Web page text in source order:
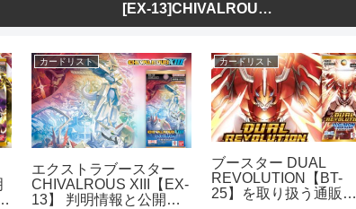
[EX-13]CHIVALROUS XIII
カードリスト
エクストラブースター
CHIVALROUS XIII【EX-
13】 判明情報と公開カ
カードリスト
ブースター DUAL
REVOLUTION【BT-
25】を取り扱う通販サ